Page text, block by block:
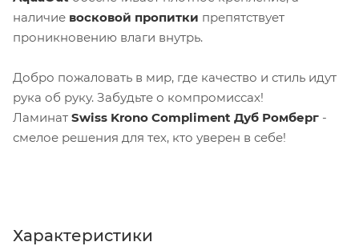
наличие восковой пропитки препятствует
проникновению влаги внутрь.
Добро пожаловать в мир, где качество и стиль идут
рука об руку. Забудьте о компромиссах!
Ламинат Swiss Krono Сompliment Дуб Ромберг -
смелое решения для тех, кто уверен в себе!
Характеристики